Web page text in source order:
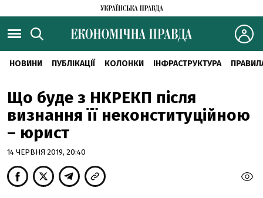
НОВИНИ ПУБЛІКАЦІЇ КОЛОНКИ ІНФРАСТРУКТУРА
Що буде з НКРЕКП після
визнання її неконституційною
– юрист
14 ЧЕРВНЯ 2019, 20:40